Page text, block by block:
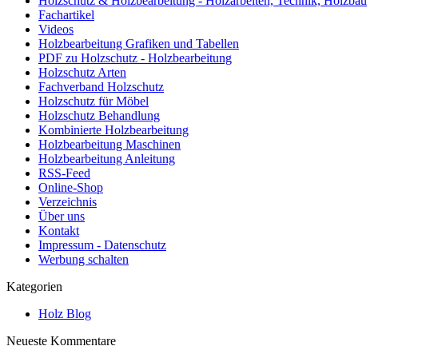
Fachartikel
Videos
Holzbearbeitung Grafiken und Tabellen
PDF zu Holzschutz - Holzbearbeitung
Holzschutz Arten
Fachverband Holzschutz
Holzschutz für Möbel
Holzschutz Behandlung
Kombinierte Holzbearbeitung
Holzbearbeitung Maschinen
Holzbearbeitung Anleitung
RSS-Feed
Online-Shop
Verzeichnis
Über uns
Kontakt
Impressum - Datenschutz
Werbung schalten
Kategorien
Holz Blog
Neueste Kommentare